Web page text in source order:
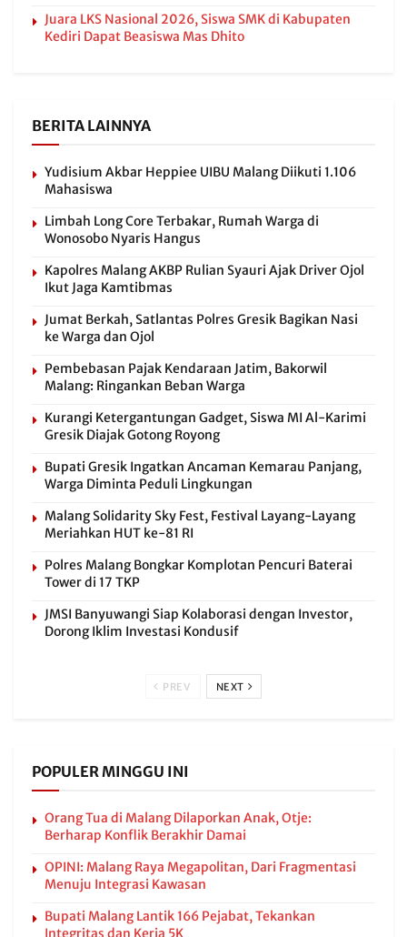
Juara LKS Nasional 2026, Siswa SMK di Kabupaten
Kediri Dapat Beasiswa Mas Dhito
BERITA LAINNYA
Yudisium Akbar Heppiee UIBU Malang Diikuti 1.106
Mahasiswa
Limbah Long Core Terbakar, Rumah Warga di
Wonosobo Nyaris Hangus
Kapolres Malang AKBP Rulian Syauri Ajak Driver Ojol
Ikut Jaga Kamtibmas
Jumat Berkah, Satlantas Polres Gresik Bagikan Nasi
ke Warga dan Ojol
Pembebasan Pajak Kendaraan Jatim, Bakorwil
Malang: Ringankan Beban Warga
Kurangi Ketergantungan Gadget, Siswa MI Al-Karimi
Gresik Diajak Gotong Royong
Bupati Gresik Ingatkan Ancaman Kemarau Panjang,
Warga Diminta Peduli Lingkungan
Malang Solidarity Sky Fest, Festival Layang-Layang
Meriahkan HUT ke-81 RI
Polres Malang Bongkar Komplotan Pencuri Baterai
Tower di 17 TKP
JMSI Banyuwangi Siap Kolaborasi dengan Investor,
Dorong Iklim Investasi Kondusif
PREV NEXT
POPULER MINGGU INI
Orang Tua di Malang Dilaporkan Anak, Otje:
Berharap Konflik Berakhir Damai
OPINI: Malang Raya Megapolitan, Dari Fragmentasi
Menuju Integrasi Kawasan
Bupati Malang Lantik 166 Pejabat, Tekankan
Integritas dan Kerja 5K